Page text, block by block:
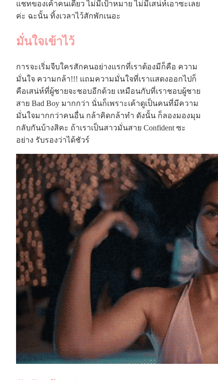
แชทของเค้าคนเดียว ไม่มีเป้าหมาย ไม่มีเสน่ห์เอาซะเลย
ค่ะ ฉะนั้น ทิ้งเวลาไว้สักพักเนอะ
มั่นใจเข้าไว้
การจะเริ่มจีบใครสักคนอย่างแรกที่เราต้องมีก็คือ ความ
มั่นใจ ความกล้า!!! แถมความมั่นใจที่เราแสดงออกไปก็
คือเสน่ห์ที่ผู้ชายจะชอบอีกด้วย เหมือนกับที่เราชอบผู้ชาย
สาย Bad Boy มากกว่า นั่นก็เพราะเค้าดูเป็นคนที่มีความ
มั่นใจมากกว่าคนอื่น กล้าคิดกล้าทำ ดังนั้น ก็ลองมองมุม
กลับกันบ้างสิคะ ถ้าเราเป็นสาวมั่นสาย Confident ซะ
อย่าง รับรองว่าได้ชัวร์